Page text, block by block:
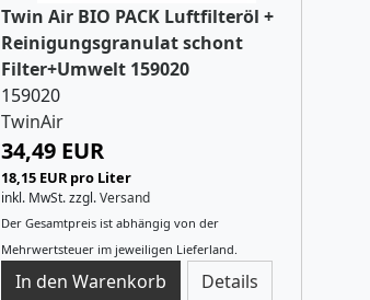
Twin Air BIO PACK Luftfilteröl +
Reinigungsgranulat schont
Filter+Umwelt 159020
159020
TwinAir
34,49 EUR
18,15 EUR pro Liter
inkl. MwSt.zzgl.Versand
Der Gesamtpreis ist abhängig von der
Mehrwertsteuer im jeweiligen Lieferland.
Details